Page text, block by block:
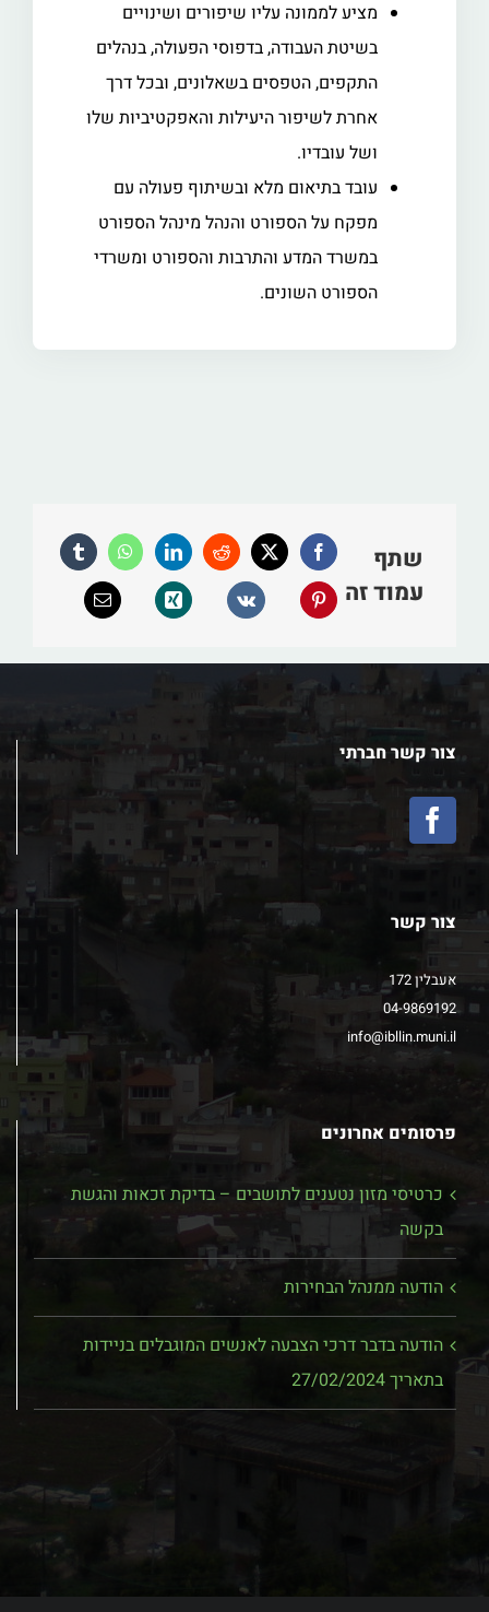
מציע לממונה עליו שיפורים ושינויים
בשיטת העבודה, בדפוסי הפעולה, בנהלים
התקפים, הטפסים בשאלונים, ובכל דרך
אחרת לשיפור היעילות והאפקטיביות שלו
ושל עובדיו.
עובד בתיאום מלא ובשיתוף פעולה עם
מפקח על הספורט והנהל מינהל הספורט
במשרד המדע והתרבות והספורט ומשרדי
הספורט השונים.
שתף
עמוד זה
צור קשר חברתי
צור קשר
אעבלין 172
04-9869192
info@ibllin.muni.il
פרסומים אחרונים
כרטיסי מזון נטענים לתושבים – בדיקת זכאות והגשת
בקשה
הודעה ממנהל הבחירות
הודעה בדבר דרכי הצבעה לאנשים המוגבלים בניידות
בתאריך 27/02/2024